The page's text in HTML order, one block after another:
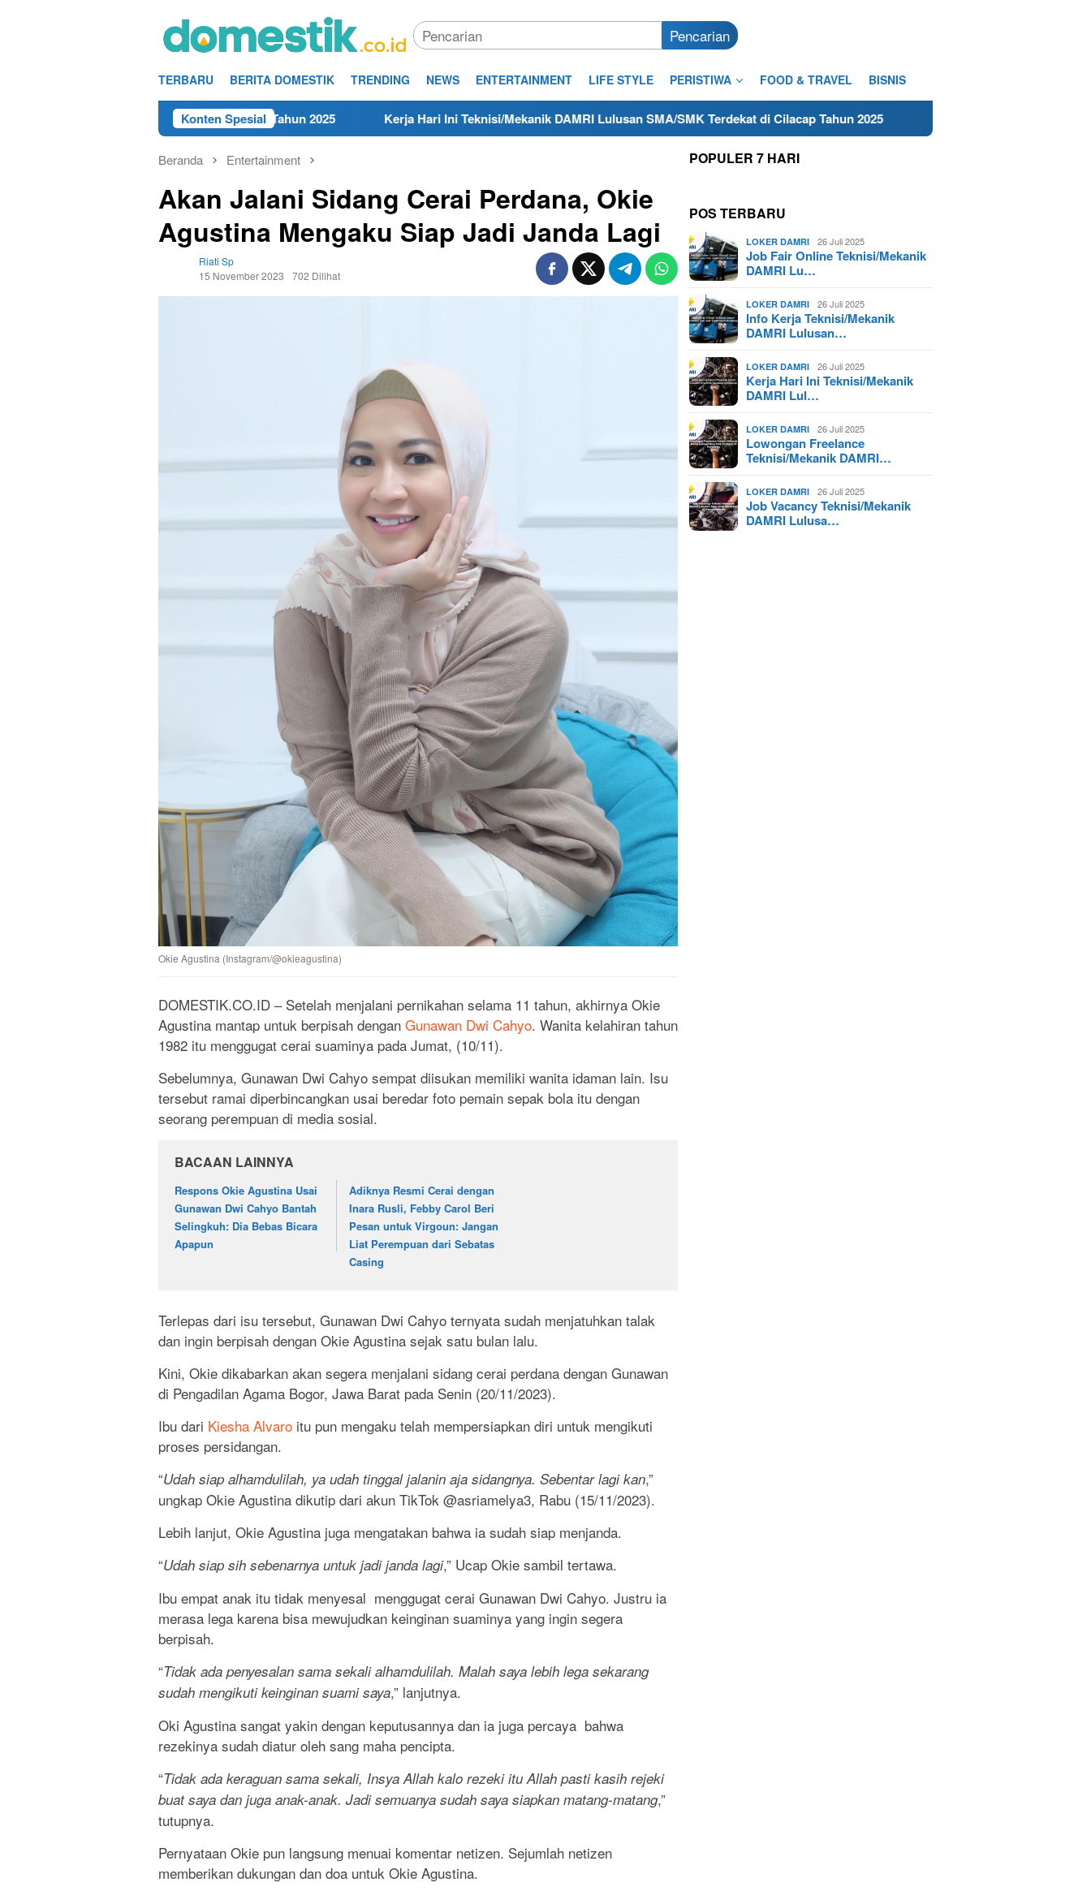
Pencarian
TERBARU BERITA DOMESTIK TRENDING NEWS ENTERTAINMENT LIFE STYLE PERISTIWA FOOD & TRAVEL BISNIS
Konten Spesial
SMK Terdekat di Rembang Tahun 2025 Kerja Hari Ini Teknisi/Mekanik DAMRI Lulusan SMA/SMK Terdekat di Cilacap Tahun 2025 Lowongan Freelance Teknisi/Mekanik
Beranda Entertainment
Akan Jalani Sidang Cerai Perdana, Okie
Agustina Mengaku Siap Jadi Janda Lagi
Riati Sp
15 November 2023
702 Dilihat
Okie Agustina (Instagram/@okieagustina)
DOMESTIK.CO.ID – Setelah menjalani pernikahan selama 11 tahun, akhirnya Okie
Agustina mantap untuk berpisah dengan Gunawan Dwi Cahyo. Wanita kelahiran tahun
1982 itu menggugat cerai suaminya pada Jumat, (10/11).
Sebelumnya, Gunawan Dwi Cahyo sempat diisukan memiliki wanita idaman lain. Isu
tersebut ramai diperbincangkan usai beredar foto pemain sepak bola itu dengan
seorang perempuan di media sosial.
BACAAN LAINNYA
Respons Okie Agustina Usai
Gunawan Dwi Cahyo Bantah
Selingkuh: Dia Bebas Bicara
Apapun
Adiknya Resmi Cerai dengan
Inara Rusli, Febby Carol Beri
Pesan untuk Virgoun: Jangan
Liat Perempuan dari Sebatas
Casing
Terlepas dari isu tersebut, Gunawan Dwi Cahyo ternyata sudah menjatuhkan talak
dan ingin berpisah dengan Okie Agustina sejak satu bulan lalu.
Kini, Okie dikabarkan akan segera menjalani sidang cerai perdana dengan Gunawan
di Pengadilan Agama Bogor, Jawa Barat pada Senin (20/11/2023).
Ibu dari Kiesha Alvaro itu pun mengaku telah mempersiapkan diri untuk mengikuti
proses persidangan.
“Udah siap alhamdulilah, ya udah tinggal jalanin aja sidangnya. Sebentar lagi kan,”
ungkap Okie Agustina dikutip dari akun TikTok @asriamelya3, Rabu (15/11/2023).
Lebih lanjut, Okie Agustina juga mengatakan bahwa ia sudah siap menjanda.
“Udah siap sih sebenarnya untuk jadi janda lagi,” Ucap Okie sambil tertawa.
Ibu empat anak itu tidak menyesal menggugat cerai Gunawan Dwi Cahyo. Justru ia
merasa lega karena bisa mewujudkan keinginan suaminya yang ingin segera
berpisah.
“Tidak ada penyesalan sama sekali alhamdulilah. Malah saya lebih lega sekarang
sudah mengikuti keinginan suami saya,” lanjutnya.
Oki Agustina sangat yakin dengan keputusannya dan ia juga percaya bahwa
rezekinya sudah diatur oleh sang maha pencipta.
“Tidak ada keraguan sama sekali, Insya Allah kalo rezeki itu Allah pasti kasih rejeki
buat saya dan juga anak-anak. Jadi semuanya sudah saya siapkan matang-matang,”
tutupnya.
Pernyataan Okie pun langsung menuai komentar netizen. Sejumlah netizen
memberikan dukungan dan doa untuk Okie Agustina.
POPULER 7 HARI
POS TERBARU
LOKER DAMRI 26 Juli 2025
Job Fair Online Teknisi/Mekanik
DAMRI Lu…
LOKER DAMRI 26 Juli 2025
Info Kerja Teknisi/Mekanik
DAMRI Lulusan…
LOKER DAMRI 26 Juli 2025
Kerja Hari Ini Teknisi/Mekanik
DAMRI Lul…
LOKER DAMRI 26 Juli 2025
Lowongan Freelance
Teknisi/Mekanik DAMRI…
LOKER DAMRI 26 Juli 2025
Job Vacancy Teknisi/Mekanik
DAMRI Lulusa…